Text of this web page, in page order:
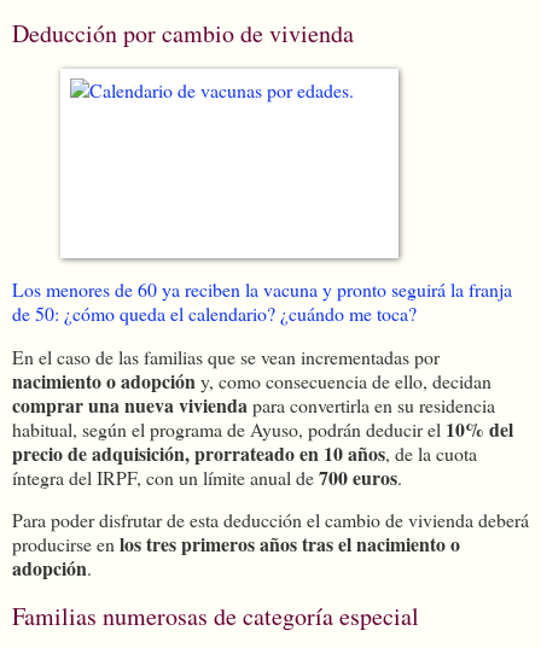
Deducción por cambio de vivienda
Los menores de 60 ya reciben la vacuna y pronto seguirá la franja
de 50: ¿cómo queda el calendario? ¿cuándo me toca?
En el caso de las familias que se vean incrementadas por
nacimiento o adopción y, como consecuencia de ello, decidan
comprar una nueva vivienda para convertirla en su residencia
habitual, según el programa de Ayuso, podrán deducir el 10% del
precio de adquisición, prorrateado en 10 años, de la cuota
íntegra del IRPF, con un límite anual de700 euros.
Para poder disfrutar de esta deducción el cambio de vivienda deberá
producirse enlos tres primeros años tras el nacimiento o
adopción.
Familias numerosas de categoría especial